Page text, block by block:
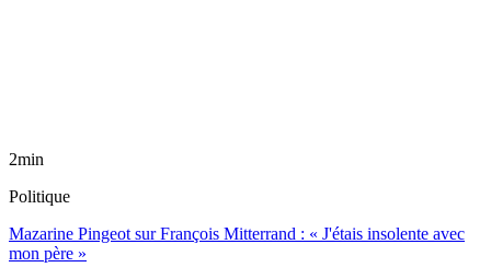
2min
Politique
Mazarine Pingeot sur François Mitterrand : « J'étais insolente avec
mon père »